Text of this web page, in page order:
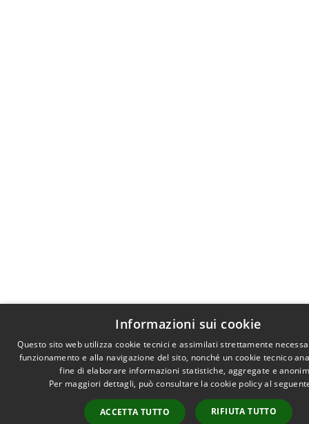
Informazioni sui cookie
Questo sito web utilizza cookie tecnici e assimilati strettamente
funzionamento e alla navigazione del sito, nonché un cookie tecnico
fine di elaborare informazioni statistiche, aggregate e
Per maggiori dettagli, può consultare la cookie policy al
ACCETTA TUTTO RIFIUTA TUTTO